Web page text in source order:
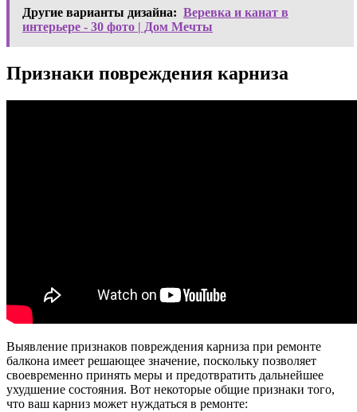
Другие варианты дизайна: Веревка и канат в
интерьере - 30 фото | Дом Мечты
Признаки повреждения карниза
Выявление признаков повреждения карниза при ремонте
балкона имеет решающее значение, поскольку позволяет
своевременно принять меры и предотвратить дальнейшее
ухудшение состояния. Вот некоторые общие признаки того,
что ваш карниз может нуждаться в ремонте: